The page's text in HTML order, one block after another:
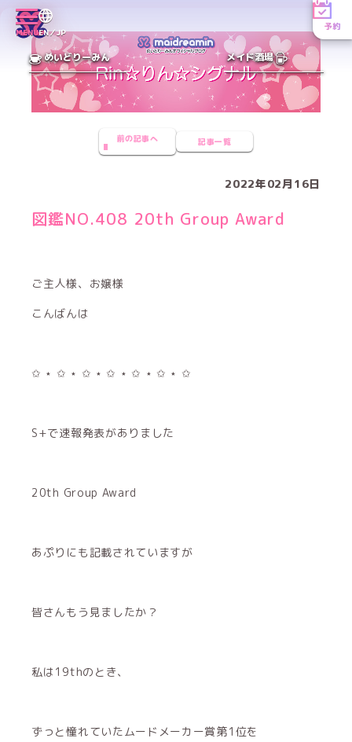
MENUEN／JP
予約
めいどりーみん メイド酒場
前の記事へ 記事一覧
2022年02月16日
図鑑NO.408 20th Group Award
ご主人様、お嬢様
こんばんは
✩ ⋆ ✩ ⋆ ✩ ⋆ ✩ ⋆ ✩ ⋆ ✩ ⋆ ✩
S+で速報発表がありました
20th Group Award
あぷりにも記載されていますが
皆さんもう見ましたか？
私は19thのとき、
ずっと憧れていたムードメーカー賞第1位を